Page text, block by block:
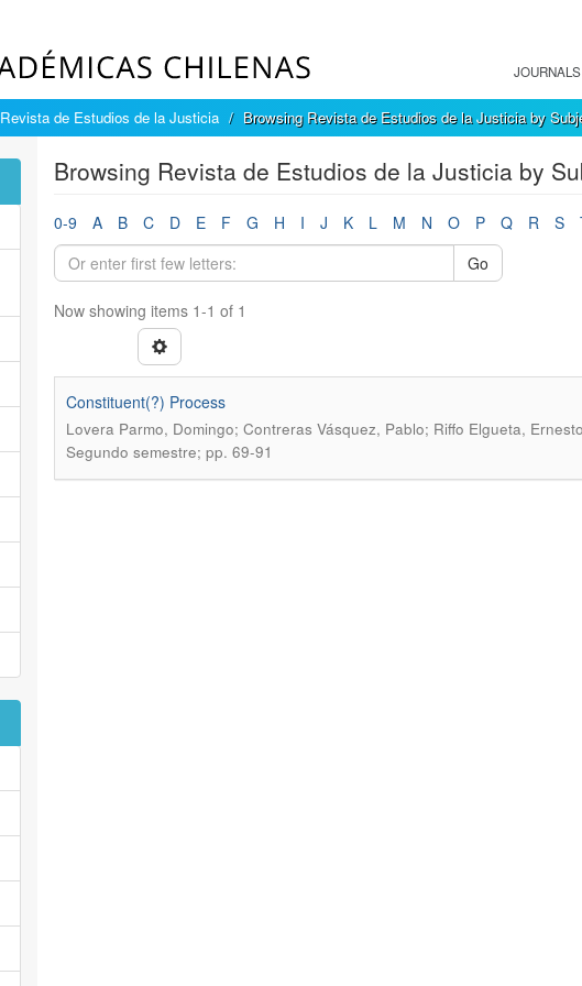
JOURNALS
Revista de Estudios de la Justicia Browsing Revista de Estudios de la Justicia by
Browsing Revista de Estudios de la Justicia by
0-9 A B C D E F G H I J K L M N O P Q R S
Go
Now showing items 1-1 of 1
Constituent(?) Process
Lovera Parmo, Domingo; Contreras Vásquez, Pablo; Riffo Elgueta, Ernesto
Segundo semestre; pp. 69-91